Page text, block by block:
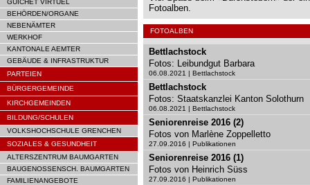
GUICHET VIRTUEL
BEHÖRDEN/ORGANE
NEBENÄMTER
WERKHOF
KANTONALE AEMTER
GEBÄUDE & INFRASTRUKTUR
PARTEIEN
BÜRGERGEMEINDE
KIRCHGEMEINDEN
BILDUNG/SCHULEN
VOLKSHOCHSCHULE GRENCHEN
SOZIALES & GESUNDHEIT
ALTERSZENTRUM BAUMGARTEN
BAUGENOSSENSCH. BAUMGARTEN
FAMILIENANGEBOTE
Fotoalben.
FOTOALBEN
Bettlachstock
Fotos: Leibundgut Barbara
06.08.2021 | Bettlachstock
Bettlachstock
Fotos: Staatskanzlei Kanton Solothurn
06.08.2021 | Bettlachstock
Seniorenreise 2016 (2)
Fotos von Marlène Zoppelletto
27.09.2016 | Publikationen
Seniorenreise 2016 (1)
Fotos von Heinrich Süss
27.09.2016 | Publikationen